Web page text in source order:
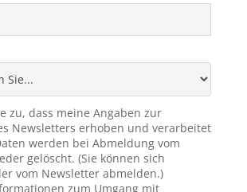
zu, dass meine Angaben zur
Newsletters erhoben und verarbeitet
werden bei Abmeldung vom
gelöscht. (Sie können sich
vom Newsletter abmelden.)
zum Umgang mit